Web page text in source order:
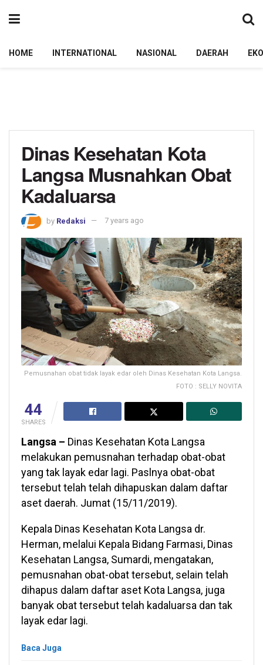
HOME INTERNATIONAL NASIONAL DAERAH
Dinas Kesehatan Kota
Langsa Musnahkan Obat
Kadaluarsa
by Redaksi 7 years ago
Pemusnahan obat tidak layak edar oleh Dinas Kesehatan Kota Langsa.
FOTO : SELLY NOVITA
44
SHARES
Langsa – Dinas Kesehatan Kota Langsa
melakukan pemusnahan terhadap obat-obat
yang tak layak edar lagi. Paslnya obat-obat
tersebut telah telah dihapuskan dalam daftar
aset daerah. Jumat (15/11/2019).
Kepala Dinas Kesehatan Kota Langsa dr.
Herman, melalui Kepala Bidang Farmasi, Dinas
Kesehatan Langsa, Sumardi, mengatakan,
pemusnahan obat-obat tersebut, selain telah
dihapus dalam daftar aset Kota Langsa, juga
banyak obat tersebut telah kadaluarsa dan tak
layak edar lagi.
Baca Juga